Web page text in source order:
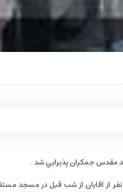
مقدس جمكران پذيرايي شد .
يك كاروان از كرمان شامل 400 نفر خانم و 50 نفر از